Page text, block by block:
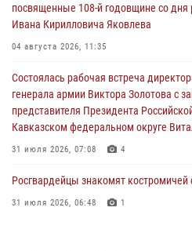
посвященные 108-й годовщине со
Ивана Кирилловича Яковлева
04 августа 2026, 11:35
Состоялась рабочая встреча
генерала армии Виктора Золотова с
представителя Президента
Кавказском федеральном округе
31 июля 2026, 07:08 4
Росгвардейцы знакомят костромичей
31 июля 2026, 06:48 1